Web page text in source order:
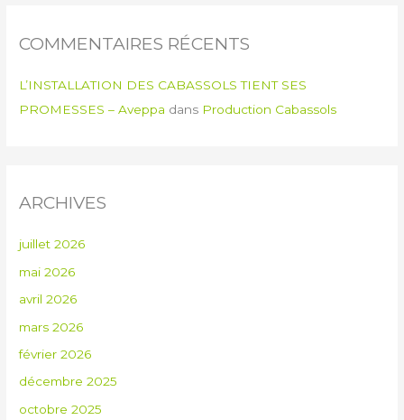
COMMENTAIRES RÉCENTS
L’INSTALLATION DES CABASSOLS TIENT SES
PROMESSES – Aveppa dans Production Cabassols
ARCHIVES
juillet 2026
mai 2026
avril 2026
mars 2026
février 2026
décembre 2025
octobre 2025